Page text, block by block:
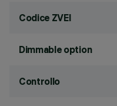
Codice ZVEI
Dimmable option
Controllo